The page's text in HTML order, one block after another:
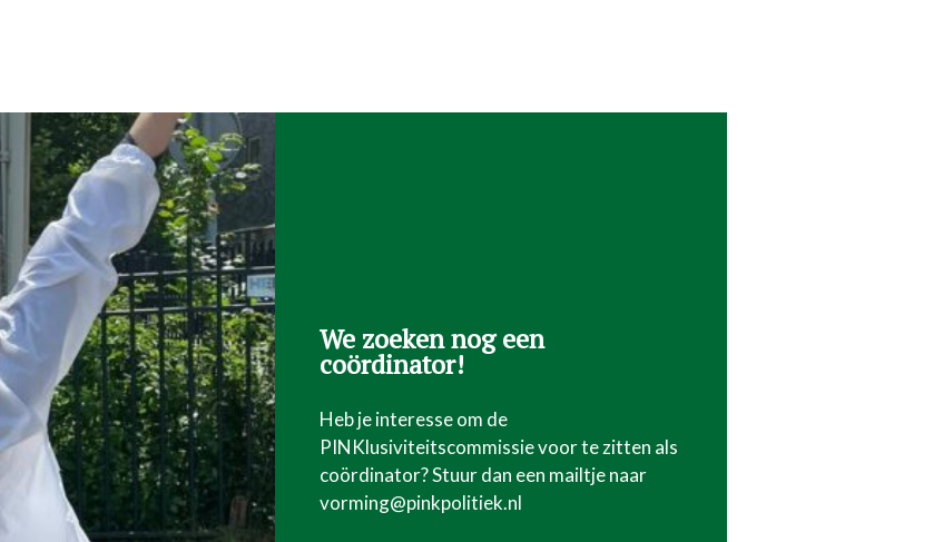
We zoeken nog een
coördinator!
Heb je interesse om de
PINKlusiviteitscommissie voor te zitten als
coördinator? Stuur dan een mailtje naar
vorming@pinkpolitiek.nl